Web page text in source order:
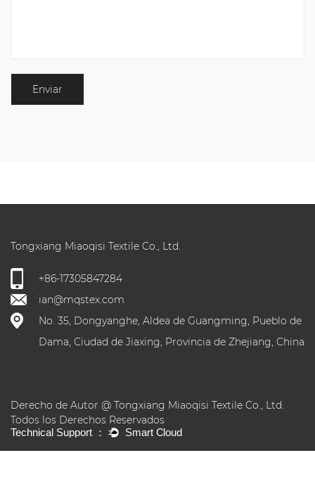
Tongxiang Miaoqisi Textile Co., Ltd.
+86-17305847284
ian@mqstex.com
No. 35, Dongyanghe, Aldea de Guangming, Pueblo de
Dama, Ciudad de Jiaxing, Provincia de Zhejiang, China
Derecho de Autor @ Tongxiang Miaoqisi Textile Co., Ltd.
Todos los Derechos Reservados